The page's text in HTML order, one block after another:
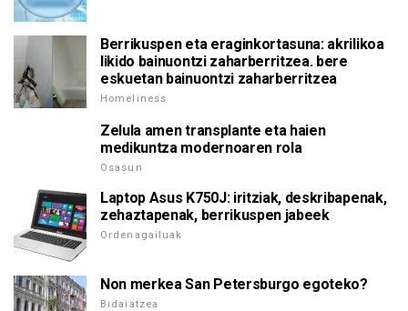
Berrikuspen eta eraginkortasuna: akrilikoa
likido bainuontzi zaharberritzea. bere
eskuetan bainuontzi zaharberritzea
Homeliness
Zelula amen transplante eta haien
medikuntza modernoaren rola
Osasun
Laptop Asus K750J: iritziak, deskribapenak,
zehaztapenak, berrikuspen jabeek
Ordenagailuak
Non merkea San Petersburgo egoteko?
Bidaiatzea